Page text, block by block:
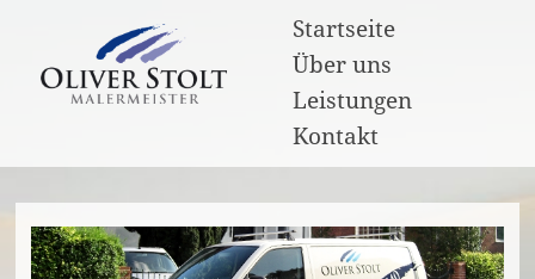
Startseite
Über uns
Leistungen
Kontakt